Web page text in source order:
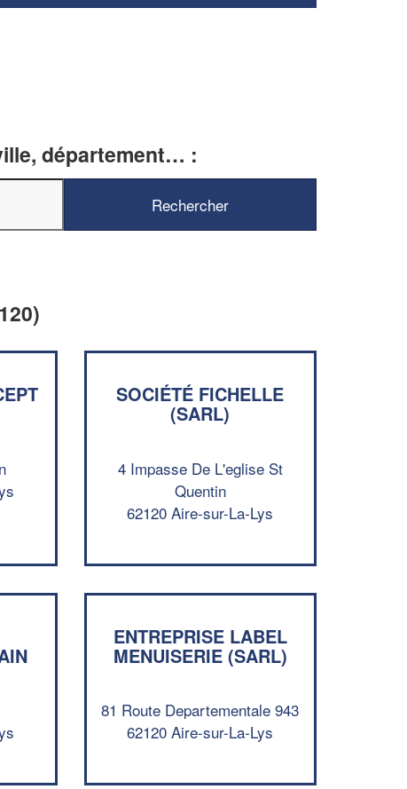
département… :
SOCIÉTÉ FICHELLE
(SARL)
4 Impasse De L'eglise St
Quentin
62120 Aire-sur-La-Lys
ENTREPRISE LABEL
MENUISERIE (SARL)
81 Route Departementale 943
62120 Aire-sur-La-Lys
professionnel ?
Augmentez votrechiffre d'affaires
En savoir plus